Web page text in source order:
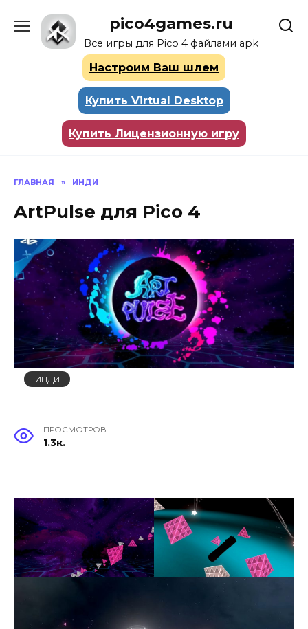
содержанию
pico4games.ru
Все игры для Pico 4 файлами apk
Настроим Ваш шлем
Купить Virtual Desktop
Купить Лицензионную игру
ГЛАВНАЯ » ИНДИ
ArtPulse для Pico 4
ИНДИ
ПРОСМОТРОВ
1.3к.